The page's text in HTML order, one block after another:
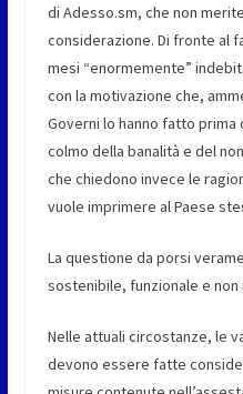
di Adesso.sm, che non
considerazione. Di fronte al
mesi “enormemente”
con la motivazione che,
Governi lo hanno fatto
colmo della banalità e del
che chiedono invece le
vuole imprimere al Paese
La questione da porsi
sostenibile, funzionale e
Nelle attuali circostanze, le
devono essere fatte